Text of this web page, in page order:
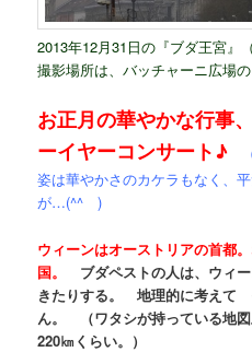
2013年12月31日の『ブダ王宮』
撮影場所は、バッチャーニ広場の
お正月の華やかな行事
ーイヤーコンサート♪
姿は華やかさのカケラもなく、
が…(^^ゞ)
ウィーンはオーストリアの首都
国。
ブダペストの人は、ウィ
きたりする。 地理的に考えて
ん。 （ワタシが持っている地
220㎞くらい。）